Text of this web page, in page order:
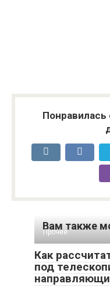
Понравилась
Вам также
Прочее
Как
под